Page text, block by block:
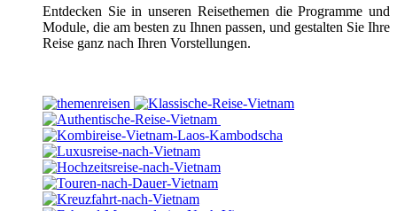
Entdecken Sie in unseren Reisethemen die Programme und
Module, die am besten zu Ihnen passen, und gestalten Sie Ihre
Reise ganz nach Ihren Vorstellungen.